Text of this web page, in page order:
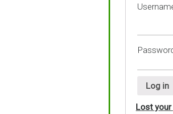
Log in
Lost